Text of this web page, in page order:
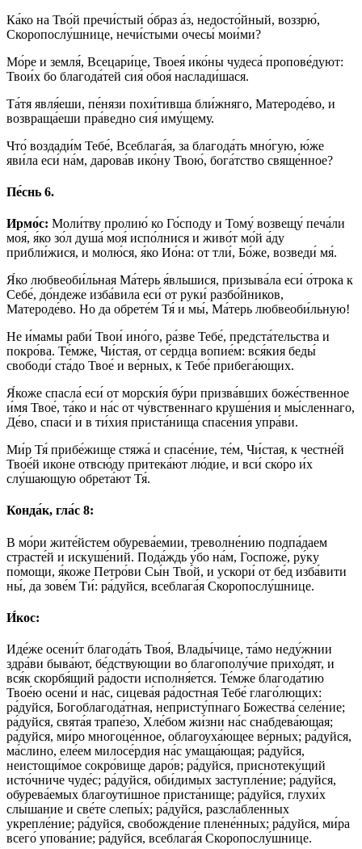
Ка́ко на Тво́й пречи́стый о́браз а́з, недосто́йный, воззрю́,
Скоропослу́шнице, нечи́стыми очесы́ мои́ми?
Мо́ре и земля́, Всецари́це, Твоея́ ико́ны чудеса́ пропове́дуют:
Твои́х бо благода́тей сия́ обоя́ наслади́шася.
Та́тя явля́еши, пе́нязи похи́тивша бли́жняго, Матероде́во, и
возвраща́еши пра́ведно сия́ иму́щему.
Что́ воздади́м Тебе́, Всеблага́я, за благода́ть мно́гую, ю́же
яви́ла еси́ на́м, дарова́в ико́ну Твою́, бога́тство свяще́нное?
Пе́снь 6.
Ирмо́с: Моли́тву пролию́ ко Го́споду и Тому́ возвещу́ печа́ли
моя́, я́ко зо́л душа́ моя́ испо́лнися и живо́т мо́й а́ду
прибли́жися, и молю́ся, я́ко Ио́на: от тли́, Бо́же, возведи́ мя́.
Я́ко любвеоби́льная Ма́терь я́вльшися, призыва́ла еси́ о́трока к
Себе́, до́ндеже изба́вила еси́ от руки́ разбо́йников,
Матероде́во. Но да обрете́м Тя́ и мы́, Ма́терь любвеоби́льную!
Не и́мамы раби́ Твои́ ино́го, ра́зве Тебе́, предста́тельства и
покро́ва. Те́мже, Чи́стая, от се́рдца вопие́м: вся́кия беды́
свободи́ ста́до Твое́ и ве́рных, к Тебе́ прибега́ющих.
Я́коже спасла́ еси́ от морски́я бу́ри призва́вших боже́ственное
и́мя Твое́, та́ко и на́с от чу́вственнаго круше́ния и мы́сленнаго,
Де́во, спаси́ и в ти́хия приста́нища спасе́ния упра́ви.
Ми́р Тя́ прибе́жище стяжа́ и спасе́ние, те́м, Чи́стая, к честне́й
Твое́й ико́не отвсю́ду притека́ют лю́дие, и вси́ ско́ро и́х
слу́шающую обрета́ют Тя́.
Конда́к, гла́с 8:
В мо́ри жите́йстем обурева́емии, треволне́нию подпа́даем
страсте́й и искуше́ний. Пода́ждь у́бо на́м, Госпоже́, ру́ку
по́мощи, я́коже Петро́ви Сы́н Тво́й, и ускори́ от бе́д изба́вити
ны́, да зове́м Ти́: ра́дуйся, всеблага́я Скоропослу́шнице.
И́кос:
Иде́же осени́т благода́ть Твоя́, Влады́чице, та́мо неду́жнии
здра́ви быва́ют, бе́дствующии во благополу́чие прихо́дят, и
вся́к скорбя́щий ра́дости исполня́ется. Те́мже благода́тию
Твое́ю осени́ и на́с, сицева́я ра́достная Тебе́ глаго́лющих:
ра́дуйся, Богоблагода́тная, непристу́пнаго Божества́ селе́ние;
ра́дуйся, свята́я трапе́зо, Хле́бом жи́зни на́с снабдева́ющая;
ра́дуйся, ми́ро многоце́нное, облагоуха́ющее ве́рных; ра́дуйся,
ма́слино, еле́ем милосе́рдия на́с умаща́ющая; ра́дуйся,
неистощи́мое сокро́вище даро́в; ра́дуйся, приснотеку́щий
исто́чниче чуде́с; ра́дуйся, оби́димых заступле́ние; ра́дуйся,
обурева́емых благоути́шное приста́нище; ра́дуйся, глухи́х
слы́шание и све́те слепы́х; ра́дуйся, разсла́бленных
укрепле́ние; ра́дуйся, свобожде́ние плене́нных; ра́дуйся, ми́ра
всего́ упова́ние; ра́дуйся, всеблага́я Скоропослу́шнице.